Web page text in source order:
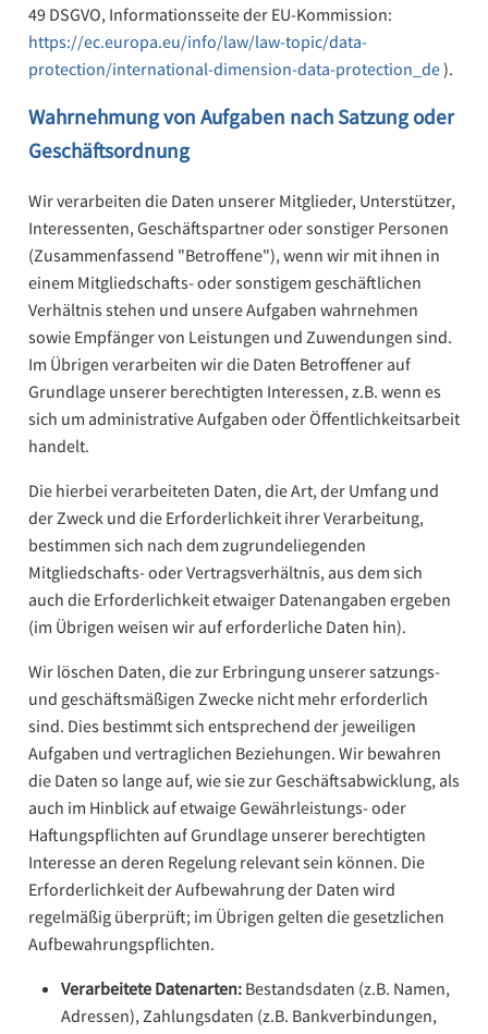
49 DSGVO, Informationsseite der EU-Kommission:
https://ec.europa.eu/info/law/law-topic/data-
protection/international-dimension-data-protection_de).
Wahrnehmung von Aufgaben nach Satzung oder
Geschäftsordnung
Wir verarbeiten die Daten unserer Mitglieder, Unterstützer,
Interessenten, Geschäftspartner oder sonstiger Personen
(Zusammenfassend "Betroffene"), wenn wir mit ihnen in
einem Mitgliedschafts- oder sonstigem geschäftlichen
Verhältnis stehen und unsere Aufgaben wahrnehmen
sowie Empfänger von Leistungen und Zuwendungen sind.
Im Übrigen verarbeiten wir die Daten Betroffener auf
Grundlage unserer berechtigten Interessen, z.B. wenn es
sich um administrative Aufgaben oder Öffentlichkeitsarbeit
handelt.
Die hierbei verarbeiteten Daten, die Art, der Umfang und
der Zweck und die Erforderlichkeit ihrer Verarbeitung,
bestimmen sich nach dem zugrundeliegenden
Mitgliedschafts- oder Vertragsverhältnis, aus dem sich
auch die Erforderlichkeit etwaiger Datenangaben ergeben
(im Übrigen weisen wir auf erforderliche Daten hin).
Wir löschen Daten, die zur Erbringung unserer satzungs-
und geschäftsmäßigen Zwecke nicht mehr erforderlich
sind. Dies bestimmt sich entsprechend der jeweiligen
Aufgaben und vertraglichen Beziehungen. Wir bewahren
die Daten so lange auf, wie sie zur Geschäftsabwicklung, als
auch im Hinblick auf etwaige Gewährleistungs- oder
Haftungspflichten auf Grundlage unserer berechtigten
Interesse an deren Regelung relevant sein können. Die
Erforderlichkeit der Aufbewahrung der Daten wird
regelmäßig überprüft; im Übrigen gelten die gesetzlichen
Aufbewahrungspflichten.
Verarbeitete Datenarten:Bestandsdaten (z.B. Namen,
Adressen), Zahlungsdaten (z.B. Bankverbindungen,